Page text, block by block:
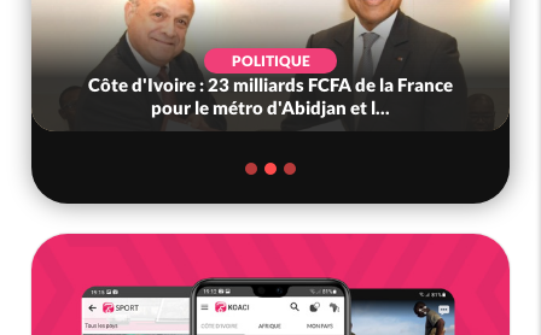
POLITIQUE
Côte d'Ivoire : 23 milliards FCFA de la France
pour le métro d'Abidjan et l...